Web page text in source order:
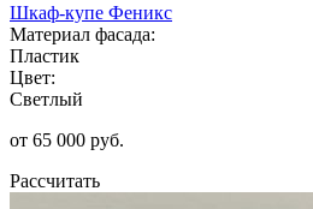
Шкаф-купе Феникс
Материал фасада:
Пластик
Цвет:
Светлый
от 65 000 руб.
Рассчитать